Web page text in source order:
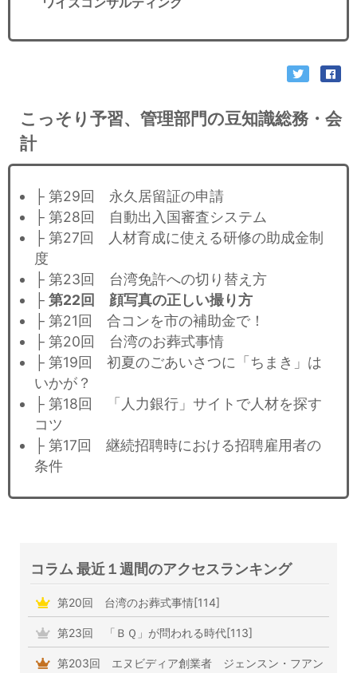
こっそり予習、管理部門の豆知識総務・会
計
├ 第29回 永久居留証の申請
├ 第28回 自動出入国審査システム
├ 第27回 人材育成に使える研修の助成金制
度
├ 第23回 台湾免許への切り替え方
├ 第22回 顔写真の正しい撮り方
├ 第21回 合コンを市の補助金で！
├ 第20回 台湾のお葬式事情
├ 第19回 初夏のごあいさつに「ちまき」は
いかが？
├ 第18回 「人力銀行」サイトで人材を探す
コツ
├ 第17回 継続招聘時における招聘雇用者の
条件
コラム 最近１週間のアクセスランキング
第20回 台湾のお葬式事情[114]
第23回 「ＢＱ」が問われる時代[113]
第203回 エヌビディア創業者 ジェンスン・フアン